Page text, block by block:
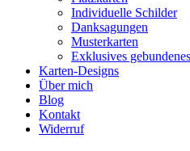
Individuelle Schilder
Danksagungen
Musterkarten
Exklusives
Karten-Designs
Über mich
Blog
Kontakt
Widerruf